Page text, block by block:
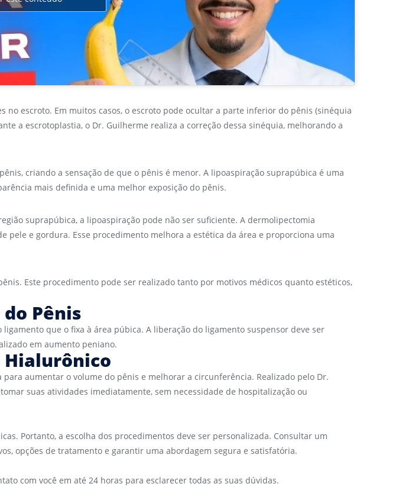
escroto. Em muitos casos, o escroto pode ocultar a parte inferior do pênis (sinéquia
a escrotoplastia, o Dr. Guilherme realiza a correção dessa sinéquia, melhorando a
criando a sensação de que o pênis é menor. A lipoaspiração suprapúbica é uma
mais definida e uma melhor exposição do pênis.
suprapúbica, a lipoaspiração pode não ser suficiente. A dermolipectomia
pele e gordura. Esse procedimento melhora a estética da área e proporciona uma
Este procedimento pode ser realizado tanto por motivos médicos quanto estéticos,
Pênis
que o fixa à área púbica. A liberação do ligamento suspensor deve ser
em aumento peniano.
Hialurônico
aumentar o volume do pênis e melhorar a circunferência. Realizado pelo Dr.
suas atividades imediatamente, sem necessidade de hospitalização ou
Portanto, a escolha dos procedimentos deve ser personalizada. Consultar um
opções de tratamento e garantir uma abordagem segura e satisfatória.
com você em até 24 horas para esclarecer todas as suas dúvidas.